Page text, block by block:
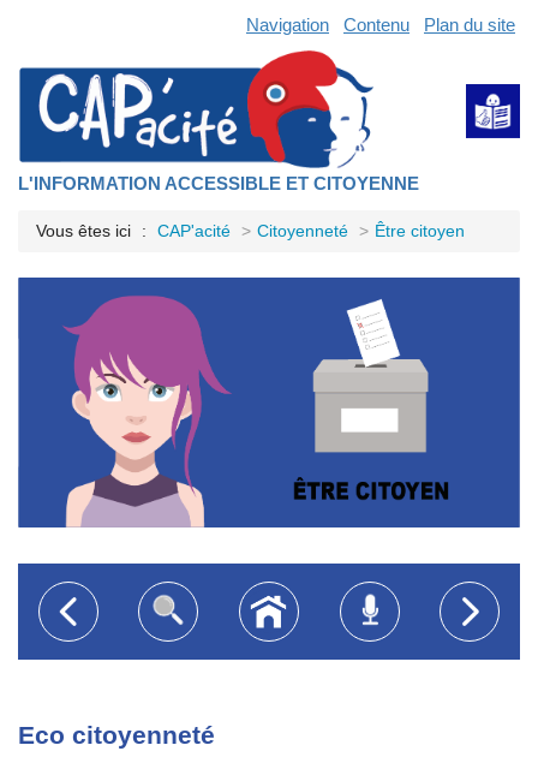
Navigation Contenu Plan du site
L'INFORMATION ACCESSIBLE ET CITOYENNE
Vous êtes ici CAP'acité Citoyenneté Être citoyen
Eco citoyenneté